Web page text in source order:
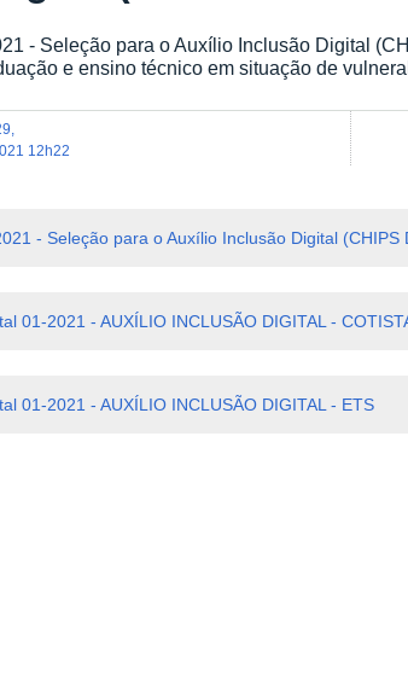
- Seleção para o Auxílio Inclusão Digital
e ensino técnico em situação de
12h22
- Seleção para o Auxílio Inclusão Digital (CHIPS
01-2021 - AUXÍLIO INCLUSÃO DIGITAL -
01-2021 - AUXÍLIO INCLUSÃO DIGITAL - ETS